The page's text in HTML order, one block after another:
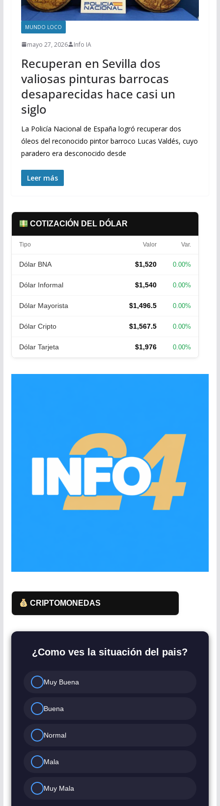
MUNDO LOCO
mayo 27, 2026 Info IA
Recuperan en Sevilla dos
valiosas pinturas barrocas
desaparecidas hace casi un
siglo
La Policía Nacional de España logró recuperar dos
óleos del reconocido pintor barroco Lucas Valdés, cuyo
paradero era desconocido desde
Leer más
COTIZACIÓN DEL DÓLAR
Tipo Valor Var.
Dólar BNA $1,520 0.00%
Dólar Informal $1,540 0.00%
Dólar Mayorista $1,496.5 0.00%
Dólar Cripto $1,567.5 0.00%
Dólar Tarjeta $1,976 0.00%
CRIPTOMONEDAS
¿Como ves la situación del pais?
Muy Buena
Buena
Normal
Mala
Muy Mala